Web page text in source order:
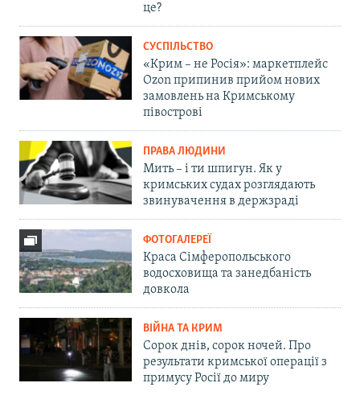
це?
СУСПІЛЬСТВО
«Крим – не Росія»: маркетплейс
Ozon припинив прийом нових
замовлень на Кримському
півострові
ПРАВА ЛЮДИНИ
Мить – і ти шпигун. Як у
кримських судах розглядають
звинувачення в держзраді
ФОТОГАЛЕРЕЇ
Краса Сімферопольського
водосховища та занедбаність
довкола
ВІЙНА ТА КРИМ
Сорок днів, сорок ночей. Про
результати кримської операції з
примусу Росії до миру